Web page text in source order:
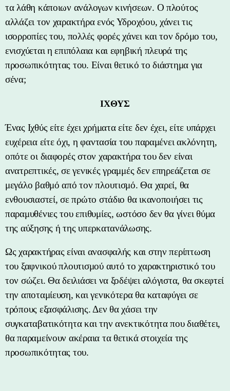
τα λάθη κάποιων ανάλογων κινήσεων. Ο πλούτος
αλλάζει τον χαρακτήρα ενός Υδροχόου, χάνει τις
ισορροπίες του, πολλές φορές χάνει και τον δρόμο του,
ενισχύεται η επιπόλαια και εφηβική πλευρά της
προσωπικότητας του. Είναι θετικό το διάστημα για
σένα;
ΙΧΘΥΣ
Ένας Ιχθύς είτε έχει χρήματα είτε δεν έχει, είτε υπάρχει
ευχέρεια είτε όχι, η φαντασία του παραμένει ακλόνητη,
οπότε οι διαφορές στον χαρακτήρα του δεν είναι
ανατρεπτικές, σε γενικές γραμμές δεν επηρεάζεται σε
μεγάλο βαθμό από τον πλουτισμό. Θα χαρεί, θα
ενθουσιαστεί, σε πρώτο στάδιο θα ικανοποιήσει τις
παραμυθένιες του επιθυμίες, ωστόσο δεν θα γίνει θύμα
της αύξησης ή της υπερκατανάλωσης.
Ως χαρακτήρας είναι ανασφαλής και στην περίπτωση
του ξαφνικού πλουτισμού αυτό το χαρακτηριστικό του
τον σώζει. Θα δειλιάσει να ξοδέψει αλόγιστα, θα σκεφτεί
την αποταμίευση, και γενικότερα θα καταφύγει σε
τρόπους εξασφάλισης. Δεν θα χάσει την
συγκαταβατικότητα και την ανεκτικότητα που διαθέτει,
θα παραμείνουν ακέραια τα θετικά στοιχεία της
προσωπικότητας του.